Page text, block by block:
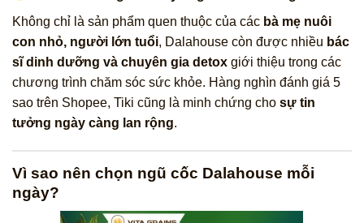
Không chỉ là sản phẩm quen thuộc của các bà mẹ nuôi
con nhỏ, người lớn tuổi, Dalahouse còn được nhiều bác
sĩ dinh dưỡng và chuyên gia detox giới thiệu trong các
chương trình chăm sóc sức khỏe. Hàng nghìn đánh giá 5
sao trên Shopee, Tiki cũng là minh chứng cho sự tin
tưởng ngày càng lan rộng.
Vì sao nên chọn ngũ cốc Dalahouse mỗi
ngày?